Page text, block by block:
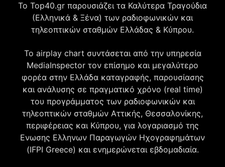
Το Top40.gr παρουσιάζει τα Καλύτερα Τραγούδια
(Ελληνικά & Ξένα) των ραδιοφωνικών και
τηλεοπτικών σταθμών Ελλάδας & Κύπρου.
Το airplay chart συντάσεται από την υπηρεσία
MediaInspector τον επίσημο και μεγαλύτερο
φορέα στην Ελλάδα καταγραφής, παρουσίασης
και ανάλυσης σε πραγματικό χρόνο (real time)
του προγράμματος των ραδιοφωνικών και
τηλεοπτικών σταθμών Αττικής, Θεσσαλονίκης,
περιφέρειας και Κύπρου, για λογαριασμό της
Ενωσης Ελληνων Παραγωγών Ηχογραφημάτων
(IFPI Greece) και ενημερώνεται εβδομαδιαία.